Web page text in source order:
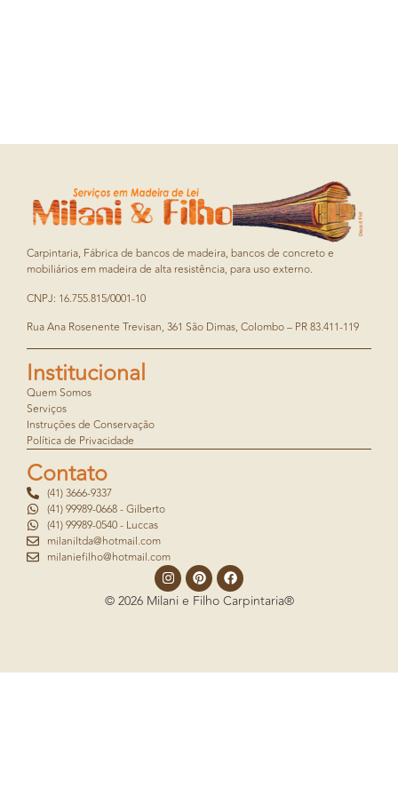
Carpintaria, Fábrica de bancos de madeira, bancos de concreto e
mobiliários em madeira de alta resistência, para uso externo.
CNPJ: 16.755.815/0001-10
Rua Ana Rosenente Trevisan, 361 São Dimas, Colombo – PR 83.411-119
Institucional
Quem Somos
Serviços
Instruções de Conservação
Política de Privacidade
Contato
(41) 3666-9337
(41) 99989-0668 - Gilberto
(41) 99989-0540 - Luccas
milaniltda@hotmail.com
milaniefilho@hotmail.com
© 2026 Milani e Filho Carpintaria®